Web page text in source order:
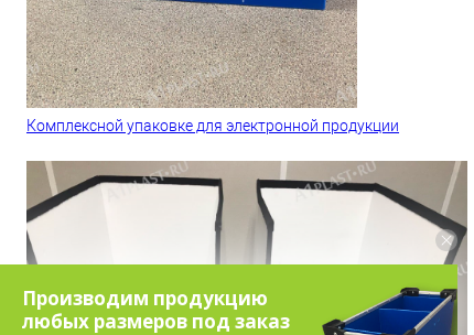
Комплексной упаковке для электронной продукции
Производим продукцию
любых размеров под заказ